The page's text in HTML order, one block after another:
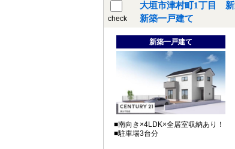
check
大垣市津村町1丁目
新築一戸建て
新築一戸建て
■南向き×4LDK×全居室収納あり！
■駐車場3台分